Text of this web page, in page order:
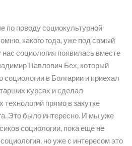
по поводу социокультурной
какого года, уже под самый
нас социология появилась вместе
Павлович Бех, который
в Болгарии и приехал
курсах и сделал
прямо в закутке
Это было интересно. И мы уже
социологии, пока еще не
но уже с интересом это